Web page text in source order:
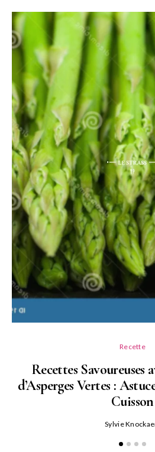
Recette
Recettes Savoureuses
d’Asperges Vertes :
Cuisson
Sylvie